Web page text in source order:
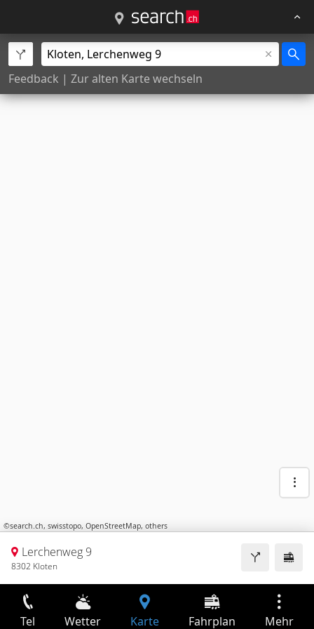
Feedback | Zur alten Karte wechseln
©search.ch, swisstopo, OpenStreetMap, others
Lerchenweg 9
8302 Kloten
Tel Wetter Karte Fahrplan Mehr